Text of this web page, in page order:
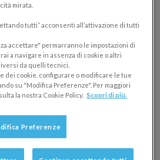
la Legge di Bilancio 2021 a
femminile. Vediamo nel
il Fondo Imprenditoria
beneficiari.
mirata.
tutti” acconsenti all’attivazione di tutti
accettare" permarranno le impostazioni di
a navigare in assenza di cookie o altri
da quelli tecnici.
dei cookie, configurare o modificare le tue
su "Modifica Preferenze". Per maggiori
la nostra Cookie Policy. Scopri di più.
Preferenze